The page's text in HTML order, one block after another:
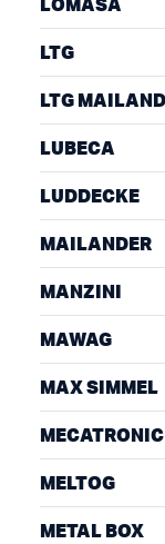
LTG
LTG
LUBECA
LUDDECKE
MAILANDER
MANZINI
MAWAG
MAX SIMMEL
MECATRONIC
MELTOG
METAL BOX